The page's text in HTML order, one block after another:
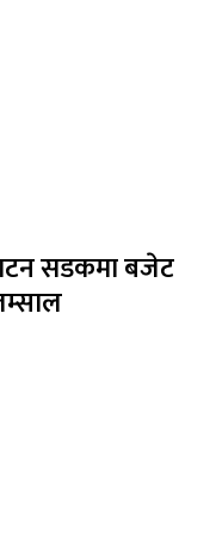
सडकमा बजेट